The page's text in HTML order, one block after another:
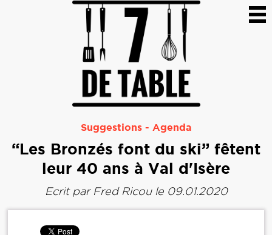
Suggestions - Agenda
“Les Bronzés font du ski” fêtent
leur 40 ans à Val d'Isère
Ecrit par Fred Ricoule 09.01.2020